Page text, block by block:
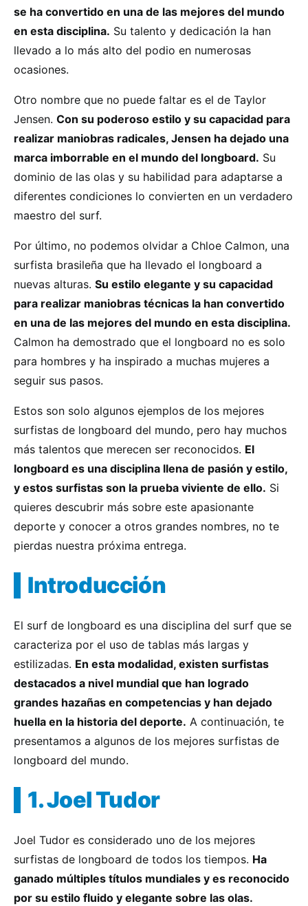
se ha convertido en una de las mejores del mundo
en esta disciplina. Su talento y dedicación la han
llevado a lo más alto del podio en numerosas
ocasiones.
Otro nombre que no puede faltar es el de Taylor
Jensen. Con su poderoso estilo y su capacidad para
realizar maniobras radicales, Jensen ha dejado una
marca imborrable en el mundo del longboard. Su
dominio de las olas y su habilidad para adaptarse a
diferentes condiciones lo convierten en un verdadero
maestro del surf.
Por último, no podemos olvidar a Chloe Calmon, una
surfista brasileña que ha llevado el longboard a
nuevas alturas. Su estilo elegante y su capacidad
para realizar maniobras técnicas la han convertido
en una de las mejores del mundo en esta disciplina.
Calmon ha demostrado que el longboard no es solo
para hombres y ha inspirado a muchas mujeres a
seguir sus pasos.
Estos son solo algunos ejemplos de los mejores
surfistas de longboard del mundo, pero hay muchos
más talentos que merecen ser reconocidos. El
longboard es una disciplina llena de pasión y estilo,
y estos surfistas son la prueba viviente de ello. Si
quieres descubrir más sobre este apasionante
deporte y conocer a otros grandes nombres, no te
pierdas nuestra próxima entrega.
Introducción
El surf de longboard es una disciplina del surf que se
caracteriza por el uso de tablas más largas y
estilizadas. En esta modalidad, existen surfistas
destacados a nivel mundial que han logrado
grandes hazañas en competencias y han dejado
huella en la historia del deporte. A continuación, te
presentamos a algunos de los mejores surfistas de
longboard del mundo.
1. Joel Tudor
Joel Tudor es considerado uno de los mejores
surfistas de longboard de todos los tiempos. Ha
ganado múltiples títulos mundiales y es reconocido
por su estilo fluido y elegante sobre las olas.